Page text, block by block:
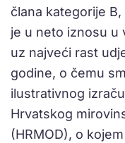
člana kategorije
je u neto iznosu u
uz najveći rast
godine, o čemu
ilustrativnog
Hrvatskog
(HRMOD), o